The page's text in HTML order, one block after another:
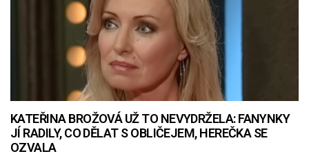
KATEŘINA BROŽOVÁ UŽ TO NEVYDRŽELA: FANYNKY
JÍ RADILY, CO DĚLAT S OBLIČEJEM, HEREČKA SE
OZVALA